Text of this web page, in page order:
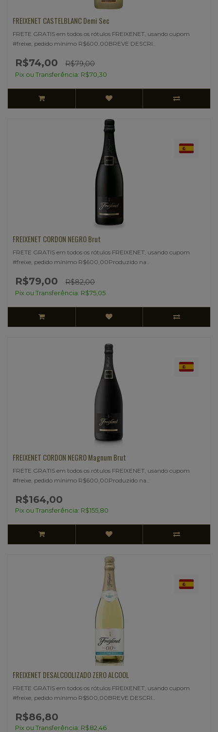
FREIXENET CASTELBLANC Demi Sec
FRETE GRATIS em todos os rótulos FREIXENET, usando cupom
#freixe, pedido mínimo R$600,00BREVE DESCRI..
R$74,00 R$79,00
Pix ou Transferência: R$70,30
FREIXENET CORDON NEGRO Brut
FRETE GRATIS em todos os rótulos FREIXENET, usando cupom
#freixe, pedido mínimo R$600,00Produzido na..
R$79,00 R$82,00
Pix ou Transferência: R$75,05
FREIXENET CORDON NEGRO Magnum Brut
FRETE GRATIS em todos os rótulos FREIXENET, usando cupom
#freixe, pedido mínimo R$600,00Produzido na..
R$164,00
Pix ou Transferência: R$155,80
FREIXENET DESALCOOLIZADO ZERO ALCOOL
FRETE GRATIS em todos os rótulos FREIXENET, usando cupom
#freixe, pedido mínimo R$500,00BREVE DESCRI..
R$86,80
Pix ou Transferência: R$82,46